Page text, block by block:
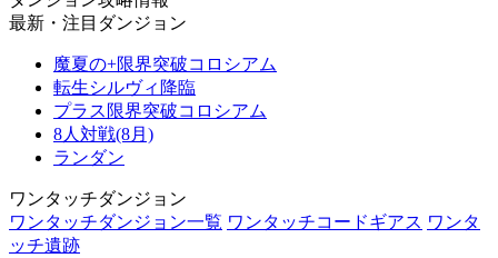
最新・注目ダンジョン
魔夏の+限界突破コロシアム
転生シルヴィ降臨
プラス限界突破コロシアム
8人対戦(8月)
ランダン
ワンタッチダンジョン
ワンタッチダンジョン一覧 ワンタッチコードギアス ワンタ
ッチ遺跡